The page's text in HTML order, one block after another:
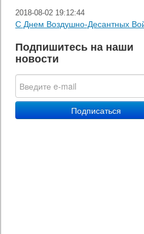
2018-08-02 19:12:44
С Днем Воздушно-Десантных
Подпишитесь на наши
новости